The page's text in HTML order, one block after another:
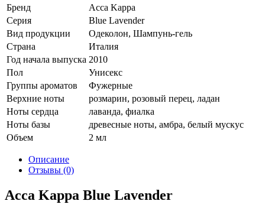
Бренд
Acca Kappa
Серия
Blue Lavender
Вид продукции
Одеколон, Шампунь-гель
Страна
Италия
Год начала выпуска 2010
Пол
Унисекс
Группы ароматов
Фужерные
Верхние ноты
розмарин, розовый перец, ладан
Ноты сердца
лаванда, фиалка
Ноты базы
древесные ноты, амбра, белый мускус
Объем
2 мл
Описание
Отзывы (0)
Acca Kappa Blue Lavender